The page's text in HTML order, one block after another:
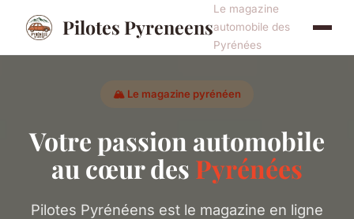
Pilotes Pyreneens
Le magazine
automobile des
Pyrénées
🏔️ Le magazine pyrénéen
Votre passion automobile
au cœur des Pyrénées
Pilotes Pyrénéens est le magazine en ligne